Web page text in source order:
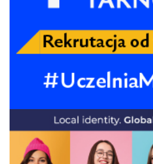
93
Uniwersytet
Bielsko-Bialski
Uniwersytet Kaliski
im. Prezydenta
81-
93
Uniwersytet
Radomski im.
Kazimierza
Pułaskiego